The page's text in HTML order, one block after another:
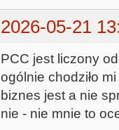
2026-05-21
PCC jest liczony
ogólnie chodziło
biznes jest a nie
nie - nie mnie to